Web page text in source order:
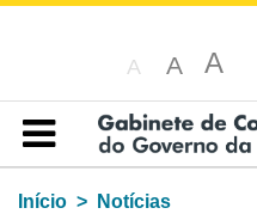
A A A
Índice
Início
Notícias